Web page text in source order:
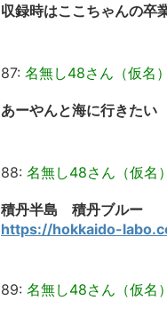
収録時はここちゃんの卒
87: 名無し48さん（仮名）
あーやんと海に行きたい
88: 名無し48さん（仮名）
積丹半島 積丹ブルー
https://hokkaido-
89: 名無し48さん（仮名）